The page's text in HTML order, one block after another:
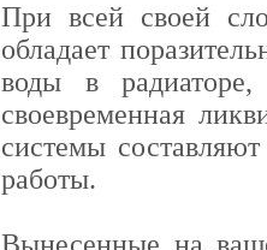
При всей своей
обладает
воды в радиаторе,
своевременная
системы
работы.